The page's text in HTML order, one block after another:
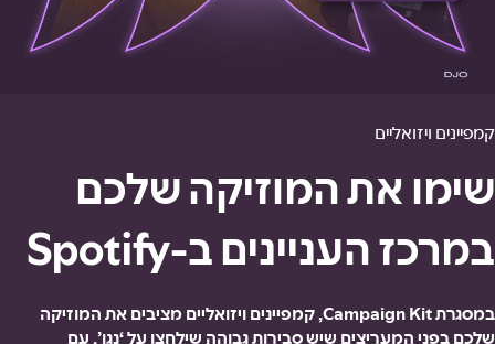
קמפיינים ויזואליים
שימו את המוזיקה שלכם
במרכז העניינים ב-Spotify
במסגרת Campaign Kit, קמפיינים ויזואליים מציבים את המוזיקה
שלכם בפני המעריצים שיש סבירות גבוהה שילחצו על ‘נגן’, עם